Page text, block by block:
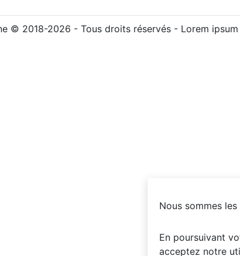
© 2018-2026 - Tous droits réservés - Lorem ipsum
Nous sommes
En poursuivant
acceptez notre